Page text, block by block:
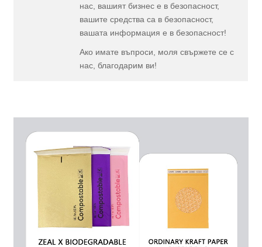
нас, вашият бизнес е в безопасност,
вашите средства са в безопасност,
вашата информация е в безопасност!
Ако имате въпроси, моля свържете се с
нас, благодарим ви!